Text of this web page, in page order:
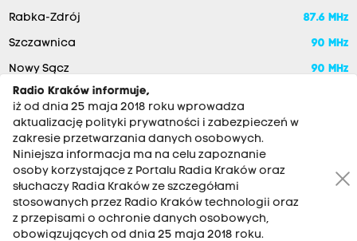
Rabka-Zdrój 87.6 MHz
Szczawnica 90 MHz
Nowy Sącz 90 MHz
RADIO KRAKÓW SA. Aleja Juliusza Słowackiego 22, 30-007
Kraków
Radio Kraków informuje,
iż od dnia 25 maja 2018 roku wprowadza
aktualizację polityki prywatności i zabezpieczeń w
zakresie przetwarzania danych osobowych.
Niniejsza informacja ma na celu zapoznanie
osoby korzystające z Portalu Radia Kraków oraz
słuchaczy Radia Kraków ze szczegółami
stosowanych przez Radio Kraków technologii oraz
z przepisami o ochronie danych osobowych,
obowiązujących od dnia 25 maja 2018 roku.